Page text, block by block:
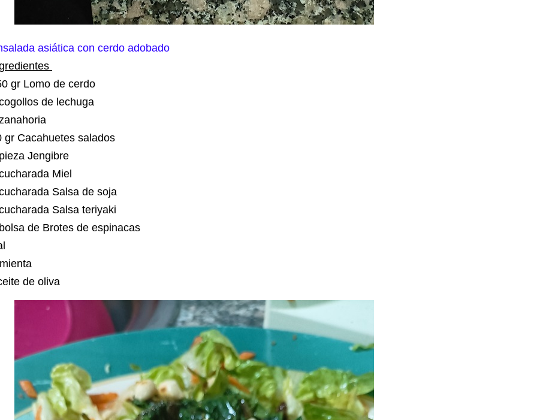
asiática con cerdo adobado
gr Lomo de cerdo
de lechuga
gr Cacahuetes salados
Jengibre
Miel
Salsa de soja
Salsa teriyaki
de Brotes de espinacas
de oliva